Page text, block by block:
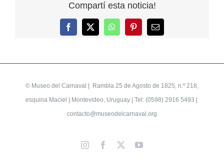
Compartí esta noticia!
Facebook
X WhatsAppPinterestCorreo
electrónico
© Museo del Carnaval
| Rambla 25 de Agosto de 1825, n.º 218,
esquina Maciel | Montevideo, Uruguay | Tel: (0598) 2916 5493 |
contacto@museodelcarnaval.org
InstagramFacebook YouTube